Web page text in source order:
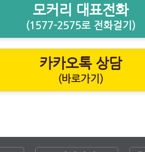
모커리 대표전화
(1577-2575로 전화걸기)
카카오톡 상담
(바로가기)